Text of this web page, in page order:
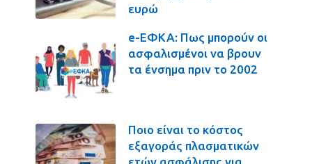
ευρώ
e-ΕΦΚΑ: Πως μπορούν οι
ασφαλισμένοι να βρουν
τα ένσημα πριν το 2002
Ποιο είναι το κόστος
εξαγοράς πλασματικών